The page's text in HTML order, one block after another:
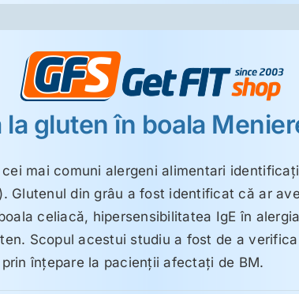
gluten în boala
mai comuni alergeni alimentari
Glutenul din grâu a fost identificat că ar
celiacă, hipersensibilitatea IgE în
Scopul acestui studiu a fost de a
înţepare la pacienţii afectaţi de BM.